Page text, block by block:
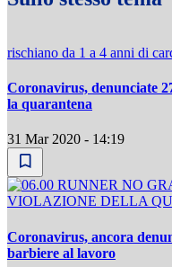
rischiano da 1 a 4 anni di
Coronavirus, denunciate
la quarantena
31 Mar 2020 - 14:19
VIOLAZIONE DELLA
Coronavirus, ancora
barbiere al lavoro